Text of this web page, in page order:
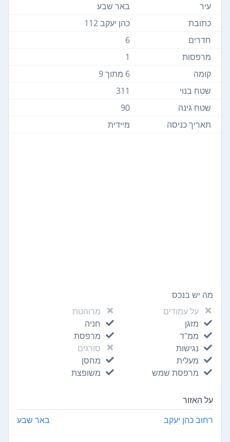
עיר
באר שבע
כתובת
כהן יעקב 112
חדרים
6
מרפסות
1
קומה
6 מתוך 9
שטח בנוי
311
שטח גינה
90
תאריך כניסה
מיידית
מה יש בנכס
על עמודים
מרוהטת
מזגן
חניה
ממ"ד
מרפסת
נגישות
סורגים
מעלית
מחסן
מרפסת שמש
משופצת
על האזור
רחוב כהן יעקב באר שבע